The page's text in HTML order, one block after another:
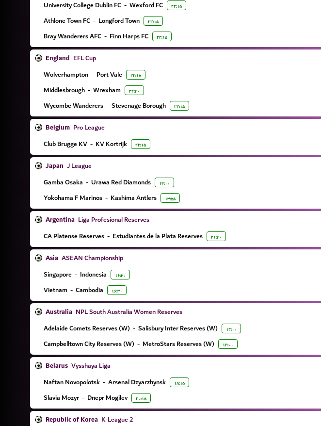
University College Dublin FC - Wexford FC ۲۲:۱۵
Athlone Town FC - Longford Town ۲۲:۱۵
Bray Wanderers AFC - Finn Harps FC ۲۲:۱۵
England EFL Cup
Wolverhampton - Port Vale ۲۲:۱۵
Middlesbrough - Wrexham ۲۲:۳۰
Wycombe Wanderers - Stevenage Borough ۲۲:۱۵
Belgium Pro League
Club Brugge KV - KV Kortrijk ۲۲:۱۵
Japan J League
Gamba Osaka - Urawa Red Diamonds ۱۴:۰۰
Yokohama F Marinos - Kashima Antlers ۱۳:۵۵
Argentina Liga Profesional Reserves
CA Platense Reserves - Estudiantes de la Plata Reserves ۲۱:۳۰
Asia ASEAN Championship
Singapore - Indonesia ۱۶:۳۰
Vietnam - Cambodia ۱۶:۳۰
Australia NPL South Australia Women Reserves
Adelaide Comets Reserves (W) - Salisbury Inter Reserves (W) ۱۲:۰۰
Campbelltown City Reserves (W) - MetroStars Reserves (W) ۱۲:۰۰
Belarus Vysshaya Liga
Naftan Novopolotsk - Arsenal Dzyarzhynsk ۱۸:۱۵
Slavia Mozyr - Dnepr Mogilev ۲۰:۱۵
Republic of Korea K-League 2